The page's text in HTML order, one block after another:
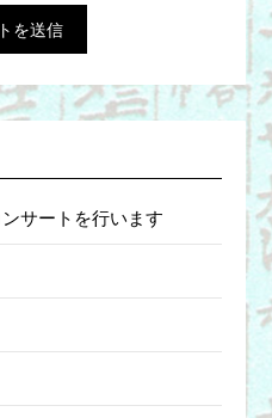
サートを行います